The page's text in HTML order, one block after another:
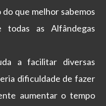
que melhor sabemos
as Alfândegas
a facilitar diversas
dificuldade de fazer
aumentar o tempo